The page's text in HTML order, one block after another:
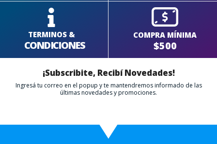
TERMINOS &
CONDICIONES
COMPRA MÍNIMA
$500
¡Subscribite, Recibí Novedades!
Ingresá tu correo en el popup y te mantendremos informado de las
últimas novedades y promociones.